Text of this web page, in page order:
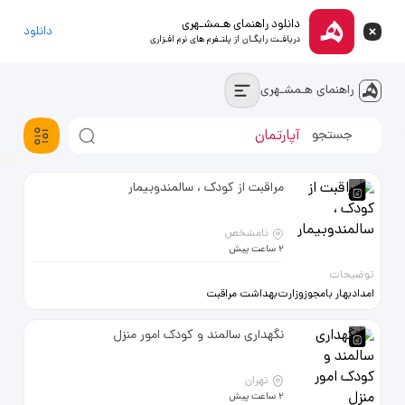
دانلود راهنمای هـمشـهری
دریافـت رایگـان از پلتـفرم های نرم افـزاری دانلود
راهنمای هـمشـهری
آپارتمان
مراقبت از کودک ، سالمندوبیمار
نامشخص
2 ساعت پیش
توضیحات
امدادبهار بامجوزوزارت‌بهداشت مراقبت
123833869و66909010
نگهداری سالمند و کودک امور منزل
تهران
2 ساعت پیش